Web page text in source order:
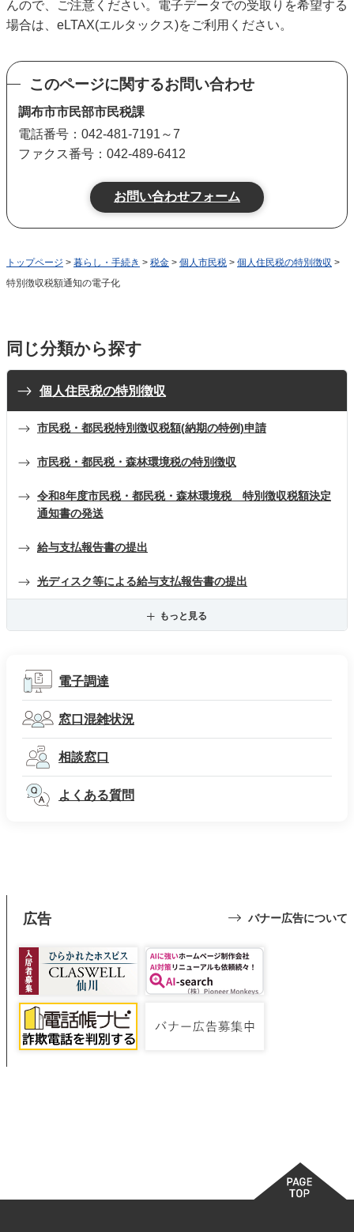
んので、ご注意ください。電子データでの受取りを希望する
場合は、eLTAX(エルタックス)をご利用ください。
このページに関するお問い合わせ
調布市市民部市民税課
電話番号：042-481-7191～7
ファクス番号：042-489-6412
トップページ > 暮らし・手続き > 税金 > 個人市民税 > 個人住民税の特別徴収 >
特別徴収税額通知の電子化
同じ分類から探す
個人住民税の特別徴収
市民税・都民税特別徴収税額(納期の特例)申請
市民税・都民税・森林環境税の特別徴収
令和8年度市民税・都民税・森林環境税 特別徴収税額決定
通知書の発送
給与支払報告書の提出
光ディスク等による給与支払報告書の提出
もっと見る
電子調達
窓口混雑状況
相談窓口
よくある質問
広告 バナー広告について